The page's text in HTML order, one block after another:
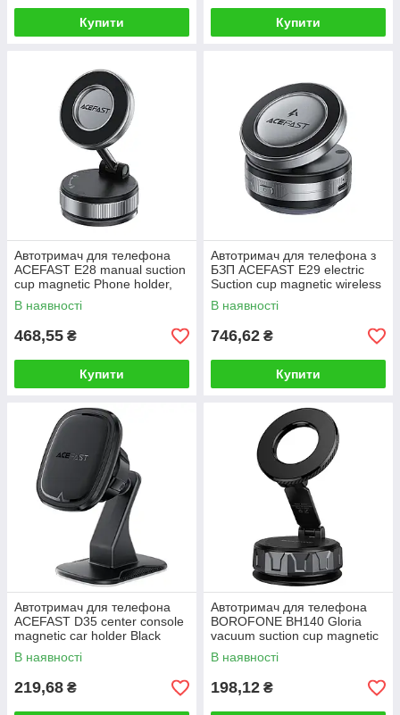
Купити Купити
Автотримач для телефона
ACEFAST E28 manual suction
cup magnetic Phone holder,
Metal Gray
В наявності
468,55 ₴
Купити
Автотримач для телефона з
БЗП ACEFAST E29 electric
Suction cup magnetic wireless
charging holder Metal Gray
В наявності
746,62 ₴
Купити
Автотримач для телефона
ACEFAST D35 center console
magnetic car holder Black
В наявності
219,68 ₴
Автотримач для телефона
BOROFONE BH140 Gloria
vacuum suction cup magnetic
ring holder(multi-scene) black
metal gray
В наявності
198,12 ₴